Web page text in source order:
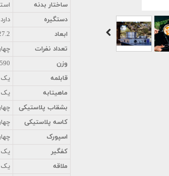
ساختار بدنه
استیل
دستگیره
دارد
ابعاد
27.2×16.0×26.1
تعداد نفرات
وزن
2590
قابلمه
یک
ماهیتابه
یک
بشقاب پلاستیکی
چهار
کاسه پلاستیکی
چهار
اسپورک
کفگیر
یک
ملاقه
یک